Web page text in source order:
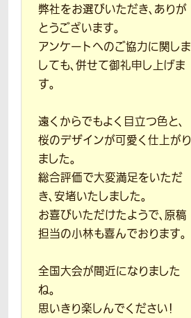
弊社をお選びいただき、ありが
とうございます。
アンケートへのご協力に関しま
しても、併せて御礼申し上げま
す。
遠くからでもよく目立つ色と、
桜のデザインが可愛く仕上がり
ました。
総合評価で大変満足をいただ
き、安堵いたしました。
お喜びいただけたようで、原稿
担当の小林も喜んでおります。
全国大会が間近になりました
ね。
思いきり楽しんでください！